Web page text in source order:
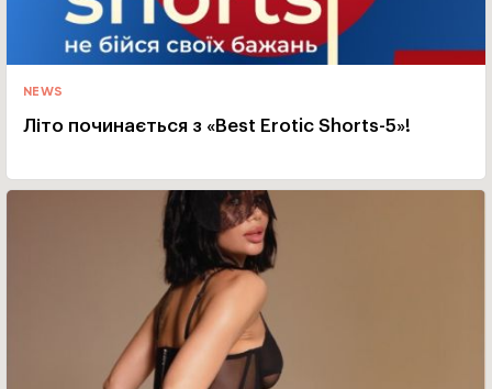
NEWS
Літо починається з «Best Erotic Shorts-5»!